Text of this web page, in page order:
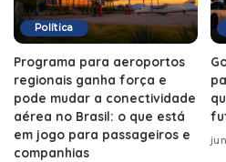
Política
Programa para aeroportos
regionais ganha força e
pode mudar a conectividade
aérea no Brasil: o que está
em jogo para passageiros e
companhias